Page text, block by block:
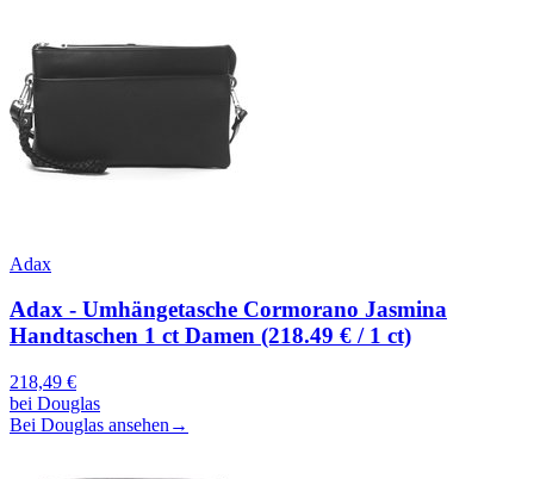
Adax
Adax - Umhängetasche Cormorano Jasmina
Handtaschen 1 ct Damen (218.49 € / 1 ct)
218,49 €
bei Douglas
Bei Douglas ansehen →